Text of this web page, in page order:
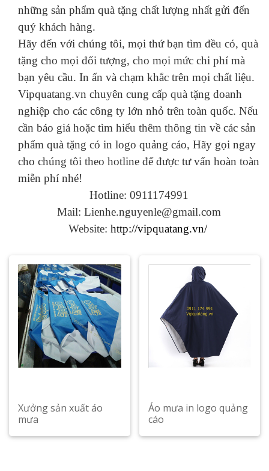
những sản phẩm quà tặng chất lượng nhất gửi đến
quý khách hàng.
Hãy đến với chúng tôi, mọi thứ bạn tìm đều có, quà
tặng cho mọi đối tượng, cho mọi mức chi phí mà
bạn yêu cầu. In ấn và chạm khắc trên mọi chất liệu.
Vipquatang.vn chuyên cung cấp quà tặng doanh
nghiệp cho các công ty lớn nhỏ trên toàn quốc. Nếu
cần báo giá hoặc tìm hiểu thêm thông tin về các sản
phẩm quà tặng có in logo quảng cáo, Hãy gọi ngay
cho chúng tôi theo hotline để được tư vấn hoàn toàn
miễn phí nhé!
Hotline: 0911174991
Mail: Lienhe.nguyenle@gmail.com
Website: http://vipquatang.vn/
Xưởng sản xuất áo
mưa
Áo mưa in logo quảng
cáo